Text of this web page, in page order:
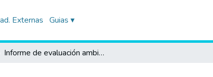
Externas Guias ▾
Informe de evaluación ambiental para la identificación del sitio impactado por actividades de hidrocarburos con código S0059, en el ámbito la cuenca del río Corrientes, distrito de Trompeteros, provincia y departamento de Loreto.